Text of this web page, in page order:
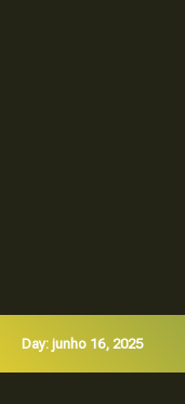
Day: junho 16, 2025